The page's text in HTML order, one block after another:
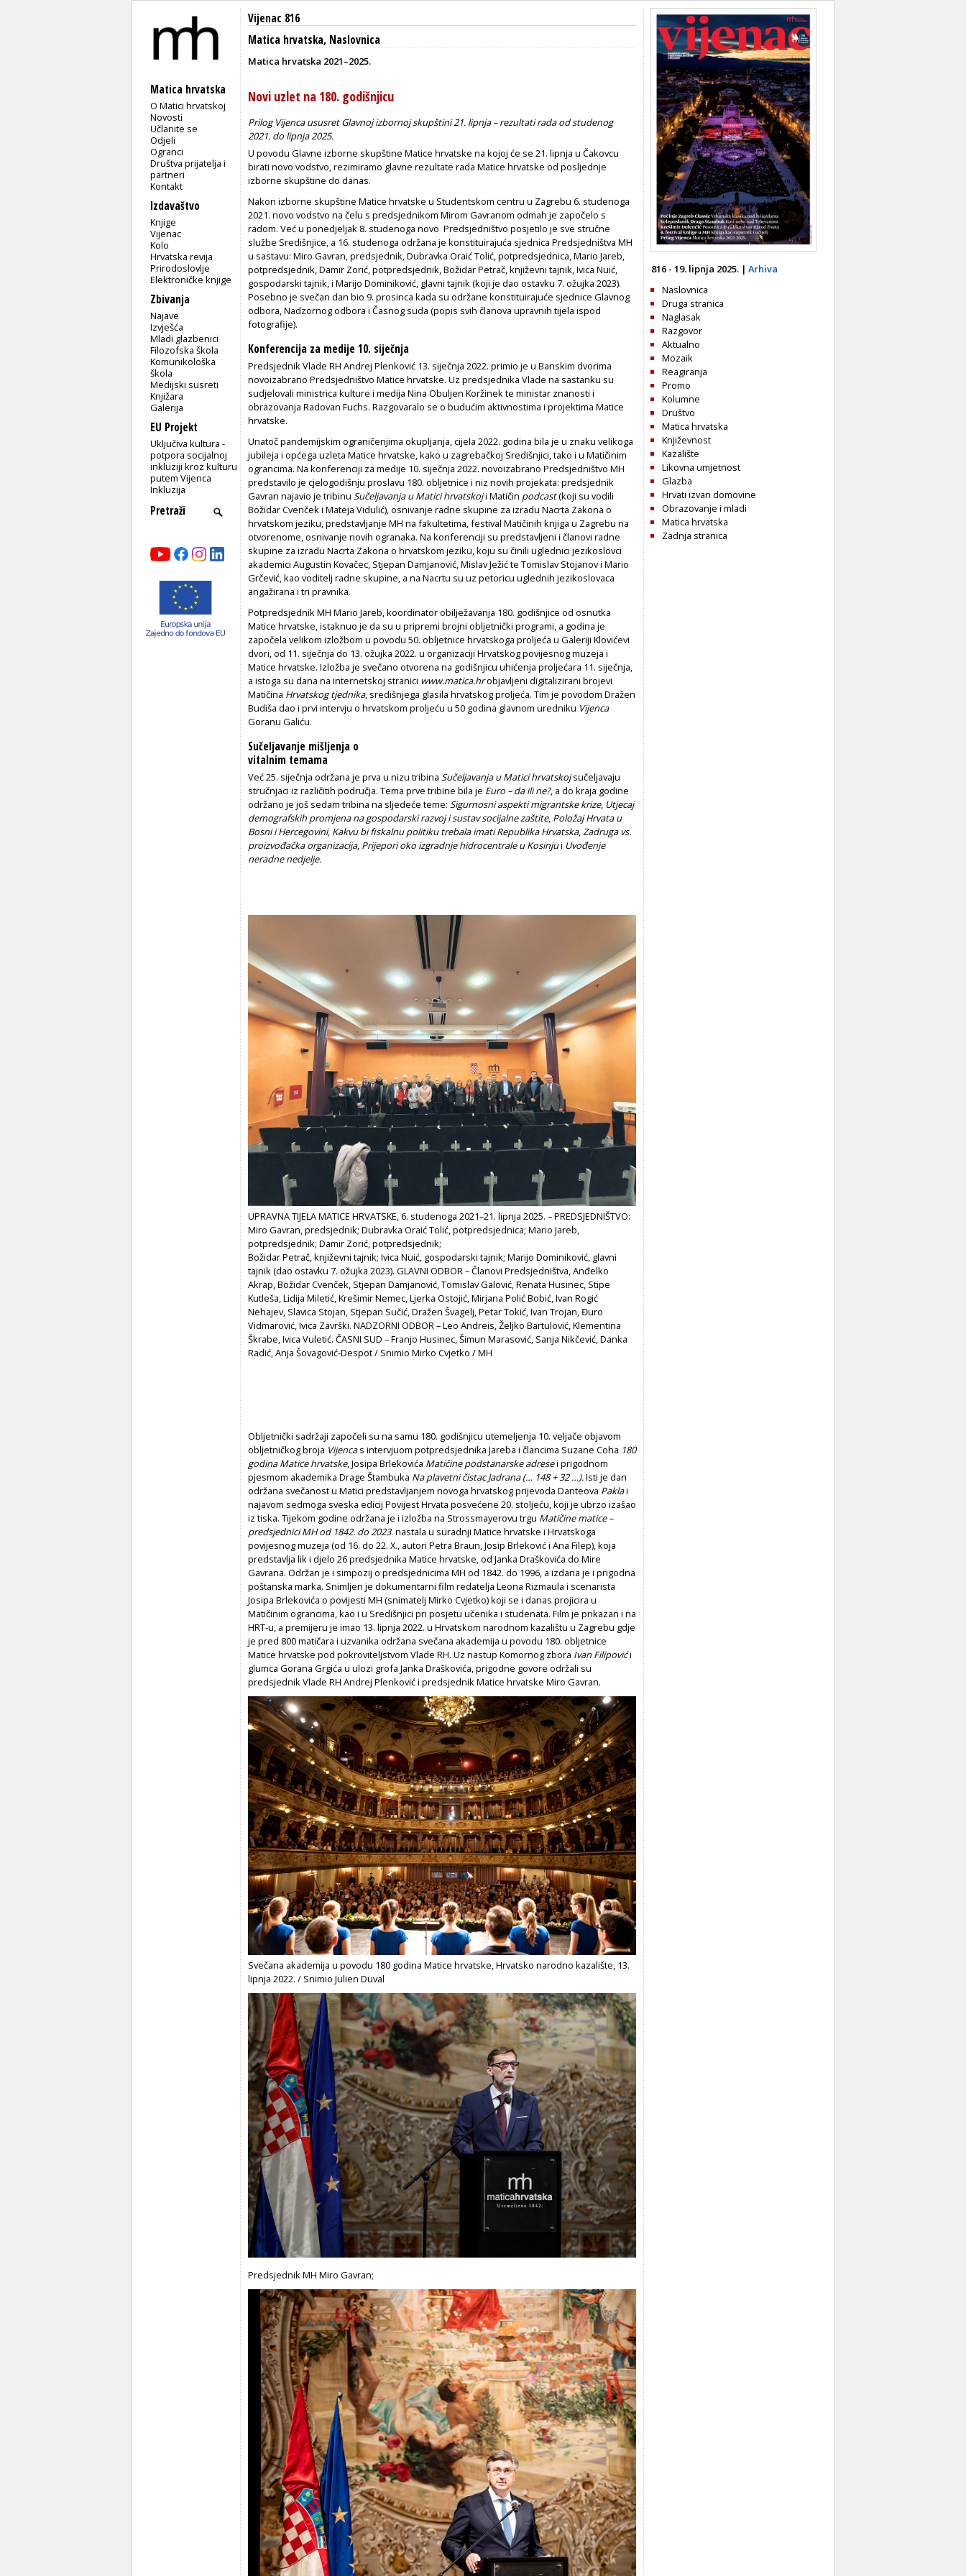
Matica hrvatska
O Matici hrvatskoj
Novosti
Učlanite se
Odjeli
Ogranci
Društva prijatelja i
partneri
Kontakt
Izdavaštvo
Knjige
Vijenac
Kolo
Hrvatska revija
Prirodoslovlje
Elektroničke knjige
Zbivanja
Najave
Izvješća
Mladi glazbenici
Filozofska škola
Komunikološka
škola
Medijski susreti
Knjižara
Galerija
EU Projekt
Uključiva kultura -
potpora socijalnoj
inkluziji kroz kulturu
putem Vijenca
Inkluzija
Vijenac 816
Matica hrvatska, Naslovnica
Matica hrvatska 2021–2025.
Novi uzlet na 180. godišnjicu
Prilog Vijenca ususret Glavnoj izbornoj skupštini 21. lipnja – rezultati rada od studenog
2021. do lipnja 2025.
U povodu Glavne izborne skupštine Matice hrvatske na kojoj će se 21. lipnja u Čakovcu
birati novo vodstvo, rezimiramo glavne rezultate rada Matice hrvatske od posljednje
izborne skupštine do danas.
Nakon izborne skupštine Matice hrvatske u Studentskom centru u Zagrebu 6. studenoga
2021. novo vodstvo na čelu s predsjednikom Mirom Gavranom odmah je započelo s
radom. Već u ponedjeljak 8. studenoga novo Predsjedništvo posjetilo je sve stručne
službe Središnjice, a 16. studenoga održana je konstituirajuća sjednica Predsjedništva MH
u sastavu: Miro Gavran, predsjednik, Dubravka Oraić Tolić, potpredsjednica, Mario Jareb,
potpredsjednik, Damir Zorić, potpredsjednik, Božidar Petrač, književni tajnik, Ivica Nuić,
gospodarski tajnik, i Marijo Dominiković, glavni tajnik (koji je dao ostavku 7. ožujka 2023).
Posebno je svečan dan bio 9. prosinca kada su održane konstituirajuće sjednice Glavnog
odbora, Nadzornog odbora i Časnog suda (popis svih članova upravnih tijela ispod
fotografije).
Konferencija za medije 10. siječnja
Predsjednik Vlade RH Andrej Plenković 13. siječnja 2022. primio je u Banskim dvorima
novoizabrano Predsjedništvo Matice hrvatske. Uz predsjednika Vlade na sastanku su
sudjelovali ministrica kulture i medija Nina Obuljen Koržinek te ministar znanosti i
obrazovanja Radovan Fuchs. Razgovaralo se o budućim aktivnostima i projektima Matice
hrvatske.
Unatoč pandemijskim ograničenjima okupljanja, cijela 2022. godina bila je u znaku velikoga
jubileja i općega uzleta Matice hrvatske, kako u zagrebačkoj Središnjici, tako i u Matičinim
ograncima. Na konferenciji za medije 10. siječnja 2022. novoizabrano Predsjedništvo MH
predstavilo je cjelogodišnju proslavu 180. obljetnice i niz novih projekata: predsjednik
Gavran najavio je tribinu Sučeljavanja u Matici hrvatskoji Matičin podcast(koji su vodili
Božidar Cvenček i Mateja Vidulić), osnivanje radne skupine za izradu Nacrta Zakona o
hrvatskom jeziku, predstavljanje MH na fakultetima, festival Matičinih knjiga u Zagrebu na
otvorenome, osnivanje novih ogranaka. Na konferenciji su predstavljeni i članovi radne
skupine za izradu Nacrta Zakona o hrvatskom jeziku, koju su činili uglednici jezikoslovci
akademici Augustin Kovačec, Stjepan Damjanović, Mislav Ježić te Tomislav Stojanov i Mario
Grčević, kao voditelj radne skupine, a na Nacrtu su uz petoricu uglednih jezikoslovaca
angažirana i tri pravnika.
Potpredsjednik MH Mario Jareb, koordinator obilježavanja 180. godišnjice od osnutka
Matice hrvatske, istaknuo je da su u pripremi brojni obljetnički programi, a godina je
započela velikom izložbom u povodu 50. obljetnice hrvatskoga proljeća u Galeriji Klovićevi
dvori, od 11. siječnja do 13. ožujka 2022. u organizaciji Hrvatskog povijesnog muzeja i
Matice hrvatske. Izložba je svečano otvorena na godišnjicu uhićenja proljećara 11. siječnja,
a istoga su dana na internetskoj stranici www.matica.hrobjavljeni digitalizirani brojevi
Matičina Hrvatskog tjednika, središnjega glasila hrvatskog proljeća. Tim je povodom Dražen
Budiša dao i prvi intervju o hrvatskom proljeću u 50 godina glavnom uredniku Vijenca
Goranu Galiću.
Sučeljavanje mišljenja o
vitalnim temama
Već 25. siječnja održana je prva u nizu tribina Sučeljavanja u Matici hrvatskojsučeljavaju
stručnjaci iz različitih područja. Tema prve tribine bila je Euro – da ili ne?, a do kraja godine
održano je još sedam tribina na sljedeće teme: Sigurnosni aspekti migrantske krize, Utjecaj
demografskih promjena na gospodarski razvoj i sustav socijalne zaštite, Položaj Hrvata u
Bosni i Hercegovini, Kakvu bi fiskalnu politiku trebala imati Republika Hrvatska, Zadruga vs.
proizvođačka organizacija, Prijepori oko izgradnje hidrocentrale u Kosinjui Uvođenje
neradne nedjelje.
UPRAVNA TIJELA MATICE HRVATSKE, 6. studenoga 2021–21. lipnja 2025. – PREDSJEDNIŠTVO:
Miro Gavran, predsjednik; Dubravka Oraić Tolić, potpredsjednica; Mario Jareb,
potpredsjednik; Damir Zorić, potpredsjednik;
Božidar Petrač, književni tajnik; Ivica Nuić, gospodarski tajnik; Marijo Dominiković, glavni
tajnik (dao ostavku 7. ožujka 2023). GLAVNI ODBOR – Članovi Predsjedništva, Anđelko
Akrap, Božidar Cvenček, Stjepan Damjanović, Tomislav Galović, Renata Husinec, Stipe
Kutleša, Lidija Miletić, Krešimir Nemec, Ljerka Ostojić, Mirjana Polić Bobić, Ivan Rogić
Nehajev, Slavica Stojan, Stjepan Sučić, Dražen Švagelj, Petar Tokić, Ivan Trojan, Đuro
Vidmarović, Ivica Završki. NADZORNI ODBOR – Leo Andreis, Željko Bartulović, Klementina
Škrabe, Ivica Vuletić. ČASNI SUD – Franjo Husinec, Šimun Marasović, Sanja Nikčević, Danka
Radić, Anja Šovagović-Despot / Snimio Mirko Cvjetko / MH
Obljetnički sadržaji započeli su na samu 180. godišnjicu utemeljenja 10. veljače objavom
obljetničkog broja Vijencas intervjuom potpredsjednika Jareba i člancima Suzane Coha 180
godina Matice hrvatske, Josipa Brlekovića Matičine podstanarske adresei prigodnom
pjesmom akademika Drage Štambuka Na plavetni čistac Jadrana (… 148 + 32 …).Isti je dan
održana svečanost u Matici predstavljanjem novoga hrvatskog prijevoda Danteova Paklai
najavom sedmoga sveska edicij Povijest Hrvata posvećene 20. stoljeću, koji je ubrzo izašao
iz tiska. Tijekom godine održana je i izložba na Strossmayerovu trgu Matičine matice –
predsjednici MH od 1842. do 2023. nastala u suradnji Matice hrvatske i Hrvatskoga
povijesnog muzeja (od 16. do 22. X., autori Petra Braun, Josip Brleković i Ana Filep), koja
predstavlja lik i djelo 26 predsjednika Matice hrvatske, od Janka Draškovića do Mire
Gavrana. Održan je i simpozij o predsjednicima MH od 1842. do 1996, a izdana je i prigodna
poštanska marka. Snimljen je dokumentarni film redatelja Leona Rizmaula i scenarista
Josipa Brlekovića o povijesti MH (snimatelj Mirko Cvjetko) koji se i danas projicira u
Matičinim ograncima, kao i u Središnjici pri posjetu učenika i studenata. Film je prikazan i na
HRT-u, a premijeru je imao 13. lipnja 2022. u Hrvatskom narodnom kazalištu u Zagrebu gdje
je pred 800 matičara i uzvanika održana svečana akademija u povodu 180. obljetnice
Matice hrvatske pod pokroviteljstvom Vlade RH. Uz nastup Komornog zbora Ivan Filipovići
glumca Gorana Grgića u ulozi grofa Janka Draškovića, prigodne govore održali su
predsjednik Vlade RH Andrej Plenković i predsjednik Matice hrvatske Miro Gavran.
Svečana akademija u povodu 180 godina Matice hrvatske, Hrvatsko narodno kazalište, 13.
lipnja 2022. / Snimio Julien Duval
Predsjednik MH Miro Gavran;
816 - 19. lipnja 2025. | Arhiva
Naslovnica
Druga stranica
Naglasak
Razgovor
Aktualno
Mozaik
Reagiranja
Promo
Kolumne
Društvo
Matica hrvatska
Književnost
Kazalište
Likovna umjetnost
Glazba
Hrvati izvan domovine
Obrazovanje i mladi
Matica hrvatska
Zadnja stranica